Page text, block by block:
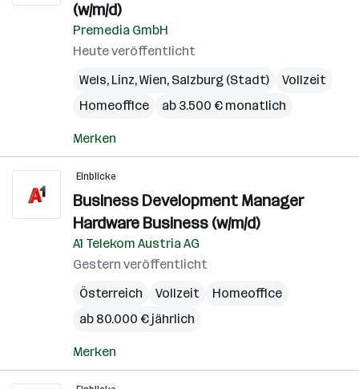
(w/m/d)
Premedia GmbH
Heute veröffentlicht
Wels, Linz,Wien, Salzburg (Stadt)
Vollzeit
Homeoffice
ab 3.500 € monatlich
Merken
Einblicke
Business Development Manager
Hardware Business (w/m/d)
A1 Telekom Austria AG
Gestern veröffentlicht
Österreich
Vollzeit
Homeoffice
ab 80.000 € jährlich
Merken